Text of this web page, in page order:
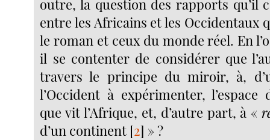
outre, la question des rapports qu’il
entre les Africains et les Occidentaux
le roman et ceux du monde réel. En
il se contenter de considérer que
travers le principe du miroir, à,
l’Occident à expérimenter, l’espace
que vit l’Afrique, et, d’autre part, à «
d’un continent [2] » ?